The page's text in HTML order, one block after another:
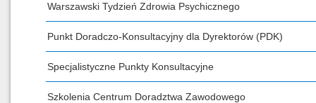
Warszawski Tydzień Zdrowia Psychicznego
Punkt Doradczo-Konsultacyjny dla Dyrektorów (PDK)
Specjalistyczne Punkty Konsultacyjne
Szkolenia Centrum Doradztwa Zawodowego